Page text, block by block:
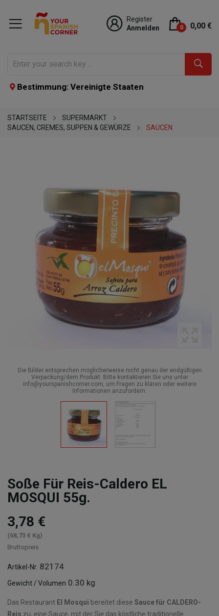
Register
Anmelden
0 0,00 €
Bestimmung: Vereinigte Staaten
STARTSEITE
SUPERMARKT
SAUCEN, CREMES, SUPPEN & GEWÜRZE
SAUCEN
Die Bilder entsprechen möglicherweise nicht genau der endgültigen
Verpackung/dem Produkt. Bitte kontaktieren Sie uns unter
info@yourspanishcorner.com, um Fragen zu klären oder weitere
Informationen anzufordern.
Soße Für Reis-Caldero EL
MOSQUI 55g.
3,78 €
(68,73 € Kg)
Bruttopreis
Artikel-Nr. 82174
Gewicht / Volumen 0.30 kg
Das Restaurant El Mosqui bereitet diese Sauce für CALDERO-
Reis zu, eine Sauce, mit der Sie das köstliche traditionelle